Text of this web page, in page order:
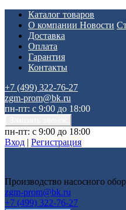
Каталог товаров
О компании Новости
Доставка
Оплата
Гарантия
Контакты
+7 (499) 322-76-27
zgm-prom@bk.ru
пн-пт: с 9:00 до 18:00
пн-пт: с 9:00 до 18:00
Вход | Регистрация
Производство насосного
zgm-prom@bk.ru
+7 (499) 322-76-27